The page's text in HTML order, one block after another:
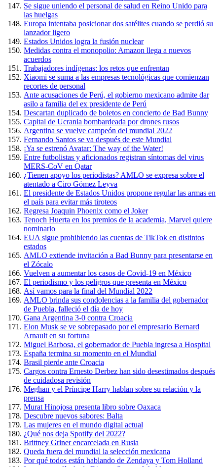
Se sigue uniendo el personal de salud en Reino Unido para
las huelgas
Europa intentaba posicionar dos satélites cuando se perdió su
lanzador ligero
Estados Unidos logra la fusión nuclear
Medidas contra el monopolio: Amazon llega a nuevos
acuerdos
Trabajadores indígenas: los retos que enfrentan
Xiaomi se suma a las empresas tecnológicas que comienzan
recortes de personal
Ante acusaciones de Perú, el gobierno mexicano admite dar
asilo a familia del ex presidente de Perú
Descartan duplicado de boletos en concierto de Bad Bunny
Capital de Ucrania bombardeada por drones rusos
Argentina se vuelve campeón del mundial 2022
Fernando Santos se va después de este Mundial
¡Ya se estrenó Avatar: The way of the Water!
Entre futbolistas y aficionados registran síntomas del virus
MERS-CoV en Qatar
¿Tienen apoyo los periodistas? AMLO se expresa sobre el
atentado a Ciro Gómez Leyva
El presidente de Estados Unidos propone regular las armas en
el país para evitar más tiroteos
Regresa Joaquin Phoenix como el Joker
Tenoch Huerta en los premios de la academia, Marvel quiere
nominarlo
EUA sigue prohibiendo las cuentas de TikTok en distintos
estados
AMLO extiende invitación a Bad Bunny para presentarse en
el Zócalo
Vuelven a aumentar los casos de Covid-19 en México
El periodismo y los peligros que presenta en México
Así vamos para la final del Mundial 2022
AMLO brinda sus condolencias a la familia del gobernador
de Puebla, falleció el día de hoy
Gana Argentina 3-0 contra Croacia
Elon Musk se ve sobrepasado por el empresario Bernard
Arnault en su fortuna
Miguel Barbosa, el gobernador de Puebla ingresa a Hospital
España termina su momento en el Mundial
Brasil pierde ante Croacia
Cargos contra Ernesto Derbez han sido desestimados después
de cuidadosa revisión
Meghan y el Príncipe Harry hablan sobre su relación y la
prensa
Murat Hinojosa presenta libro sobre Oaxaca
Descubre nuevos sabores: Balta
Las mujeres en el mundo digital actual
¿Qué nos deja Spotify del 2022?
Brittney Griner encarcelada en Rusia
Queda fuera del mundial la selección mexicana
Por qué todos están hablando de Zendaya y Tom Holland